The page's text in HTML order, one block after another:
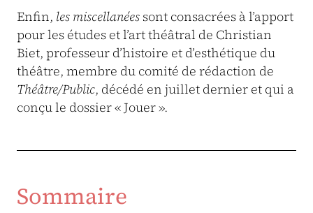
Enfin, les miscellanées sont consacrées à l’apport
pour les études et l’art théâtral de Christian
Biet, professeur d’histoire et d’esthétique du
théâtre, membre du comité de rédaction de
Théâtre/Public, décédé en juillet dernier et qui a
conçu le dossier « Jouer ».
Sommaire